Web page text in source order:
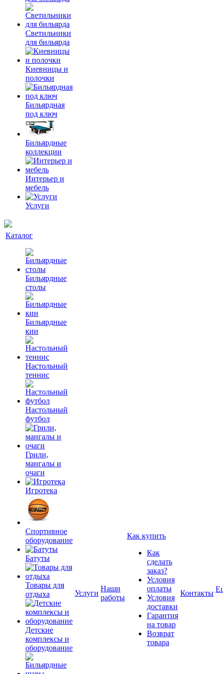
Светильники
для бильярда
Киевницы и
полочки
Бильярдная
под ключ
Бильярдные
коллекции
Интерьер и
мебель
Услуги
Каталог
Бильярдные
столы
Бильярдные
кии
Настольный
теннис
Настольный
футбол
Грили,
мангалы и
очаги
Игротека
Спортивное
оборудование
Батуты
Товары для
отдыха
Детские
комплексы и
оборудование
Услуги
Наши
работы
Как купить
Как
сделать
заказ?
Условия
оплаты
Условия
доставки
Гарантия
на товар
Возврат
товара
Контакты